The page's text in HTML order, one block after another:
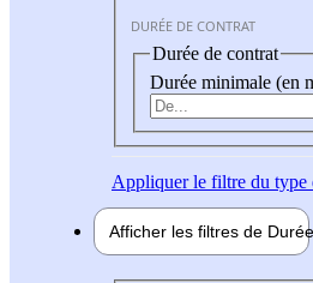
DURÉE DE CONTRAT
Durée de contrat
Durée minimale (en
Appliquerle filtre du type
Afficher les filtres de